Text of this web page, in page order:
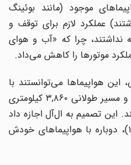
موجود (مانند بوئینگ
عملکرد لازم برای توقف و
نداشتند، چرا که «آب و هوای
موتورها را کاهش می‌داد.
فروند بوئینگ ۷۲۰بی، این هواپیماها می‌توانستند با
سوخت کافی از تهران بلند شوند و مسیر طولانی ۳,۸۶۰ کیلومتری
این تصمیم به ال‌آل اجازه داد
هفت سال وقفه (از ۱۹۵۵)، دوباره با هواپیماهای خودش